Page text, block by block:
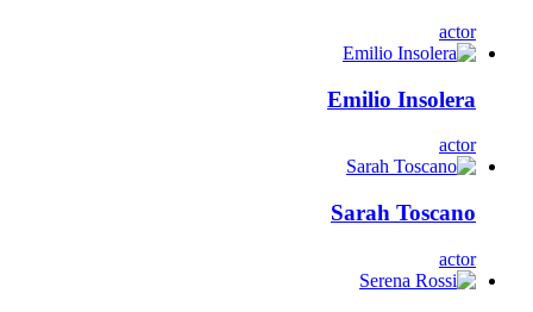
actor
Emilio Insolera
actor
Sarah Toscano
actor